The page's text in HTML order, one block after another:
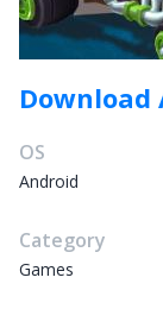
Download
OS
Android
Category
Games